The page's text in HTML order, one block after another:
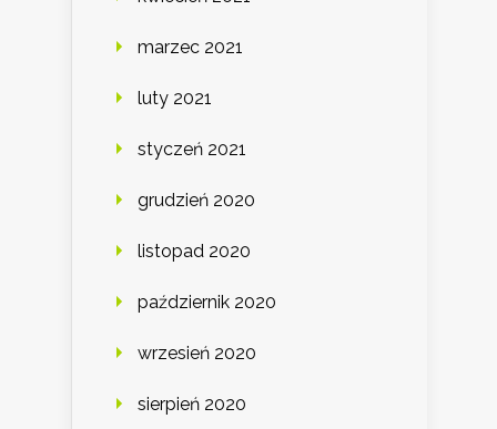
marzec 2021
luty 2021
styczeń 2021
grudzień 2020
listopad 2020
październik 2020
wrzesień 2020
sierpień 2020